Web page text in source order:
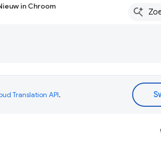
in Chroom
Translation API.